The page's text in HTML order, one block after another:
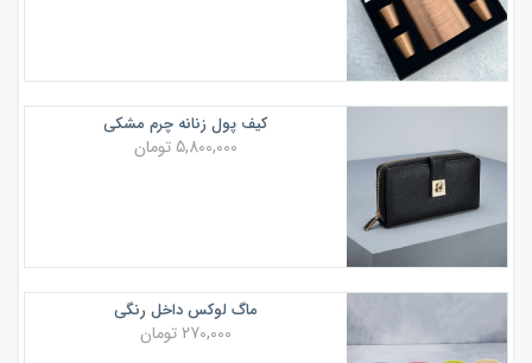
کیف پول زنانه چرم مشکی
5,800,000 تومان
ماگ لوکس داخل رنگی
270,000 تومان